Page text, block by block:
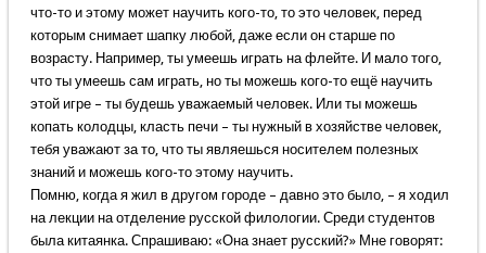
что-то и этому может научить кого-то, то это человек, перед
которым снимает шапку любой, даже если он старше по
возрасту. Например, ты умеешь играть на флейте. И мало того,
что ты умеешь сам играть, но ты можешь кого-то ещё научить
этой игре – ты будешь уважаемый человек. Или ты можешь
копать колодцы, класть печи – ты нужный в хозяйстве человек,
тебя уважают за то, что ты являешься носителем полезных
знаний и можешь кого-то этому научить.
Помню, когда я жил в другом городе – давно это было, – я ходил
на лекции на отделение русской филологии. Среди студентов
была китаянка. Спрашиваю: «Она знает русский?» Мне говорят: